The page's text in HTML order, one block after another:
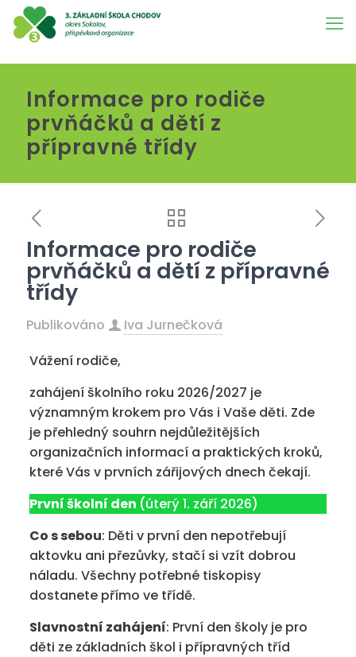
Informace pro rodiče
prvňáčků a dětí z
přípravné třídy
Informace pro rodiče
prvňáčků a dětí z přípravné
třídy
Publikováno
Iva Jurnečková
Vážení rodiče,
zahájení školního roku 2026/2027 je
významným krokem pro Vás i Vaše děti. Zde
je přehledný souhrn nejdůležitějších
organizačních informací a praktických kroků,
které Vás v prvních zářijových dnech čekají.
První školní den (úterý 1. září 2026)
Co s sebou: Děti v první den nepotřebují
aktovku ani přezůvky, stačí si vzít dobrou
náladu. Všechny potřebné tiskopisy
dostanete přímo ve třídě.
Slavnostní zahájení: První den školy je pro
děti ze základních škol i přípravných tříd